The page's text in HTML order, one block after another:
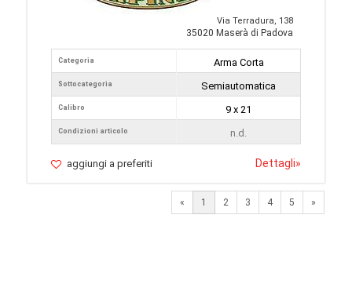
Via Terradura, 138
35020 Maserà di Padova
Categoria
Sottocategoria
Calibro
Condizioni articolo
Arma Corta
Semiautomatica
9 x 21
n.d.
aggiungi a preferiti Dettagli»
« 1 2 3 4 5 »